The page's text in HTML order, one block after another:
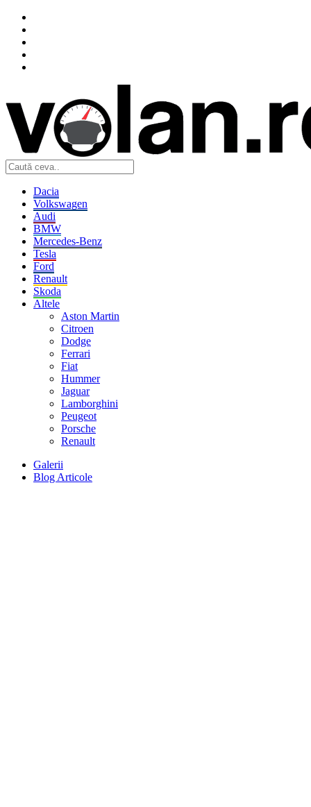
Dacia
Volkswagen
Audi
BMW
Mercedes-Benz
Tesla
Ford
Renault
Skoda
Altele
Aston Martin
Citroen
Dodge
Ferrari
Fiat
Hummer
Jaguar
Lamborghini
Peugeot
Porsche
Renault
Galerii
Blog Articole